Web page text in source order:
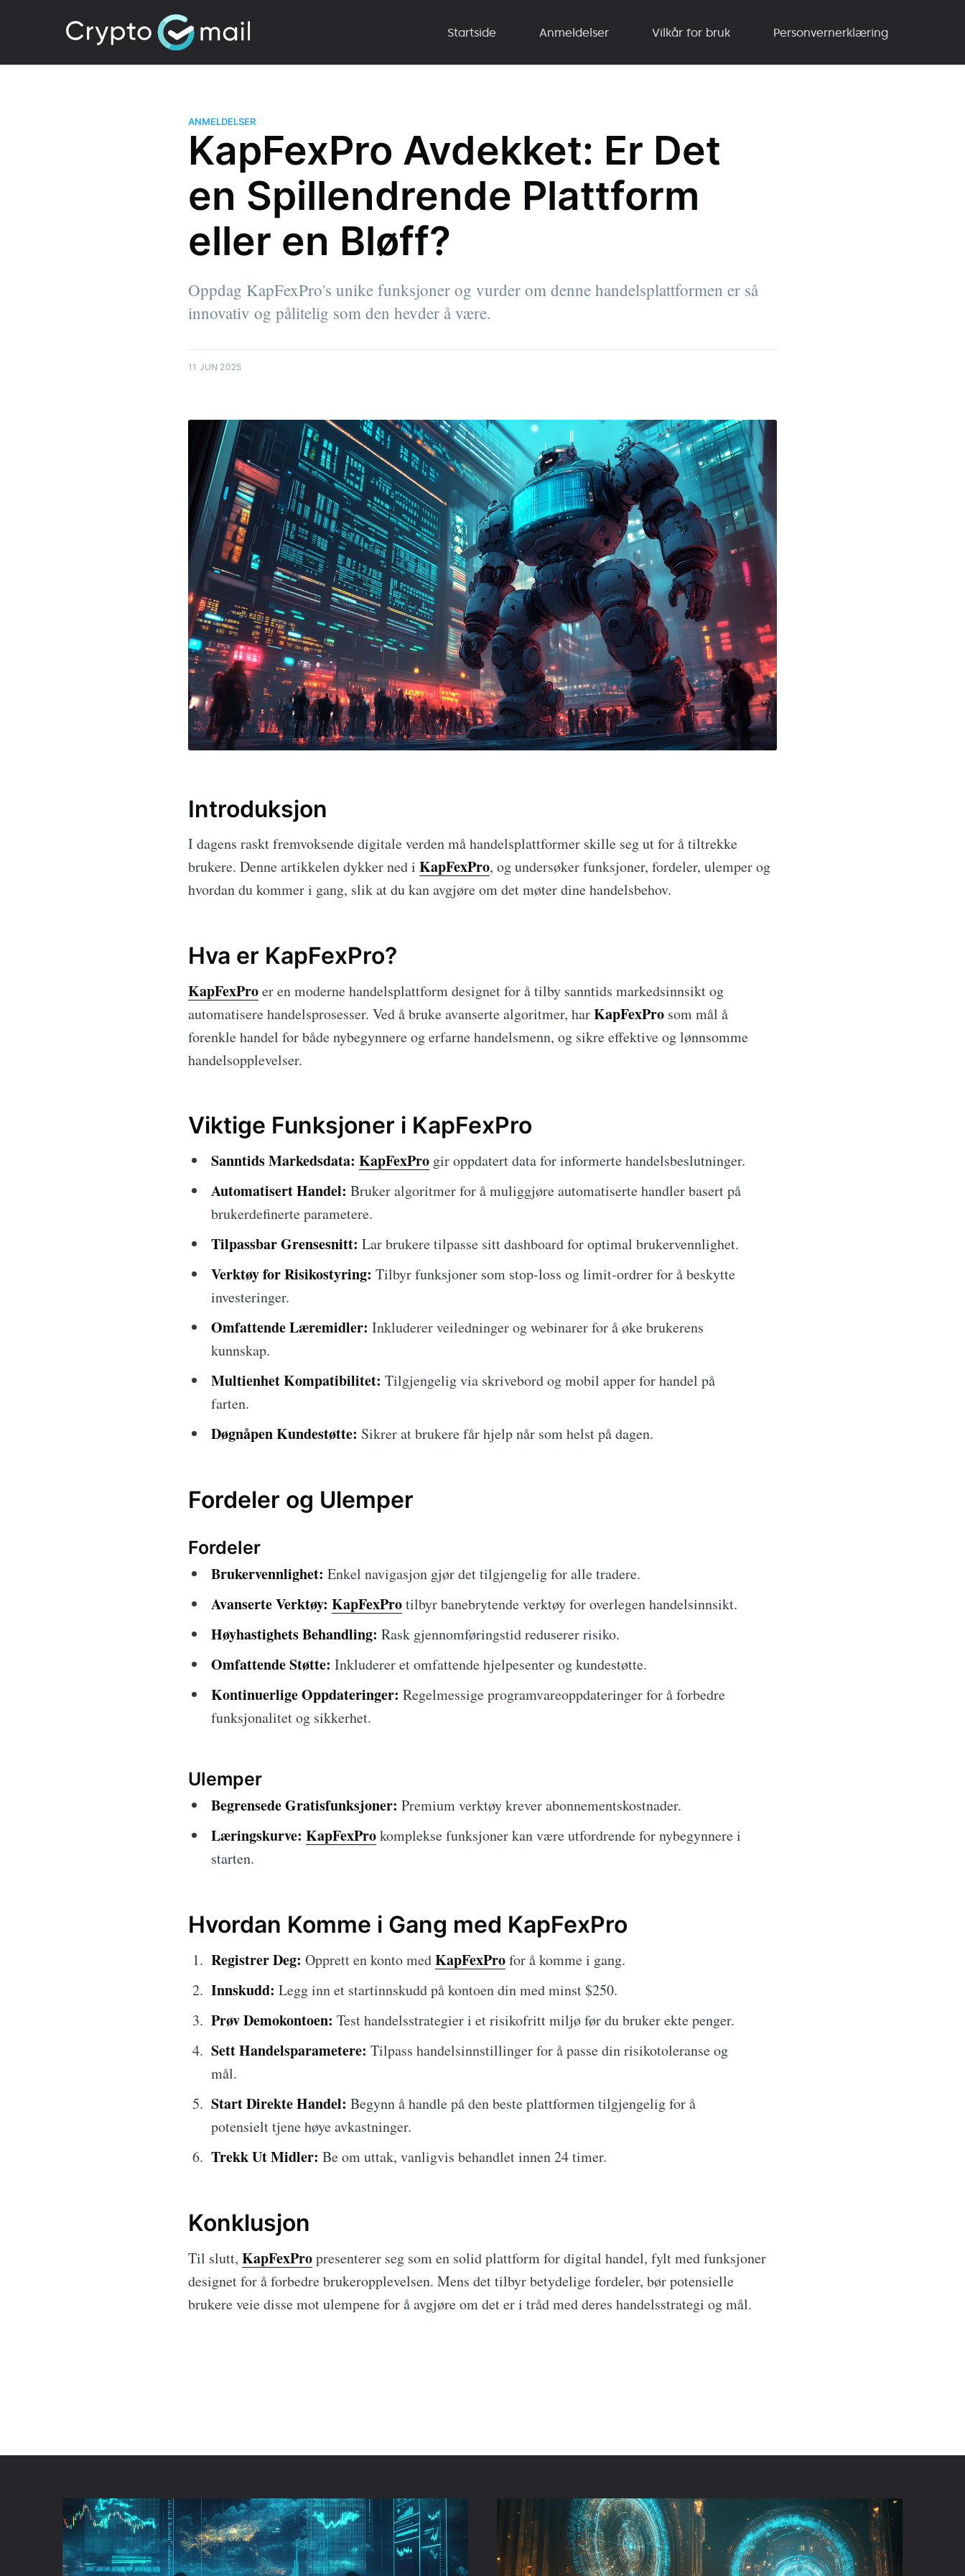
Startside Anmeldelser Vilkår for bruk Personvernerklæring
ANMELDELSER
KapFexPro Avdekket: Er Det
en Spillendrende Plattform
eller en Bløff?
Oppdag KapFexPro's unike funksjoner og vurder om denne handelsplattformen er så
innovativ og pålitelig som den hevder å være.
11 JUN 2025
Introduksjon
I dagens raskt fremvoksende digitale verden må handelsplattformer skille seg ut for å tiltrekke
brukere. Denne artikkelen dykker ned i KapFexPro, og undersøker funksjoner, fordeler, ulemper og
hvordan du kommer i gang, slik at du kan avgjøre om det møter dine handelsbehov.
Hva er KapFexPro?
KapFexProer en moderne handelsplattform designet for å tilby sanntids markedsinnsikt og
automatisere handelsprosesser. Ved å bruke avanserte algoritmer, harKapFexPro som mål å
forenkle handel for både nybegynnere og erfarne handelsmenn, og sikre effektive og lønnsomme
handelsopplevelser.
Viktige Funksjoner i KapFexPro
Sanntids Markedsdata: KapFexPro gir oppdatert data for informerte handelsbeslutninger.
Automatisert Handel: Bruker algoritmer for å muliggjøre automatiserte handler basert på
brukerdefinerte parametere.
Tilpassbar Grensesnitt: Lar brukere tilpasse sitt dashboard for optimal brukervennlighet.
Verktøy for Risikostyring: Tilbyr funksjoner som stop-loss og limit-ordrer for å beskytte
investeringer.
Omfattende Læremidler: Inkluderer veiledninger og webinarer for å øke brukerens
kunnskap.
Multienhet Kompatibilitet: Tilgjengelig via skrivebord og mobil apper for handel på
farten.
Døgnåpen Kundestøtte: Sikrer at brukere får hjelp når som helst på dagen.
Fordeler og Ulemper
Fordeler
Brukervennlighet: Enkel navigasjon gjør det tilgjengelig for alle tradere.
Avanserte Verktøy: KapFexProtilbyr banebrytende verktøy for overlegen handelsinnsikt.
Høyhastighets Behandling: Rask gjennomføringstid reduserer risiko.
Omfattende Støtte: Inkluderer et omfattende hjelpesenter og kundestøtte.
Kontinuerlige Oppdateringer: Regelmessige programvareoppdateringer for å forbedre
funksjonalitet og sikkerhet.
Ulemper
Begrensede Gratisfunksjoner: Premium verktøy krever abonnementskostnader.
Læringskurve: KapFexProkomplekse funksjoner kan være utfordrende for nybegynnere i
starten.
Hvordan Komme i Gang med KapFexPro
Registrer Deg: Opprett en konto medKapFexProfor å komme i gang.
Innskudd: Legg inn et startinnskudd på kontoen din med minst $250.
Prøv Demokontoen: Test handelsstrategier i et risikofritt miljø før du bruker ekte penger.
Sett Handelsparametere: Tilpass handelsinnstillinger for å passe din risikotoleranse og
mål.
Start Direkte Handel: Begynn å handle på den beste plattformen tilgjengelig for å
potensielt tjene høye avkastninger.
Trekk Ut Midler: Be om uttak, vanligvis behandlet innen 24 timer.
Konklusjon
Til slutt, KapFexPropresenterer seg som en solid plattform for digital handel, fylt med funksjoner
designet for å forbedre brukeropplevelsen. Mens det tilbyr betydelige fordeler, bør potensielle
brukere veie disse mot ulempene for å avgjøre om det er i tråd med deres handelsstrategi og mål.